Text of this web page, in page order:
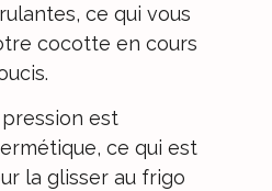
ce qui vous
cocotte en cours
est
ce qui est
la glisser au frigo